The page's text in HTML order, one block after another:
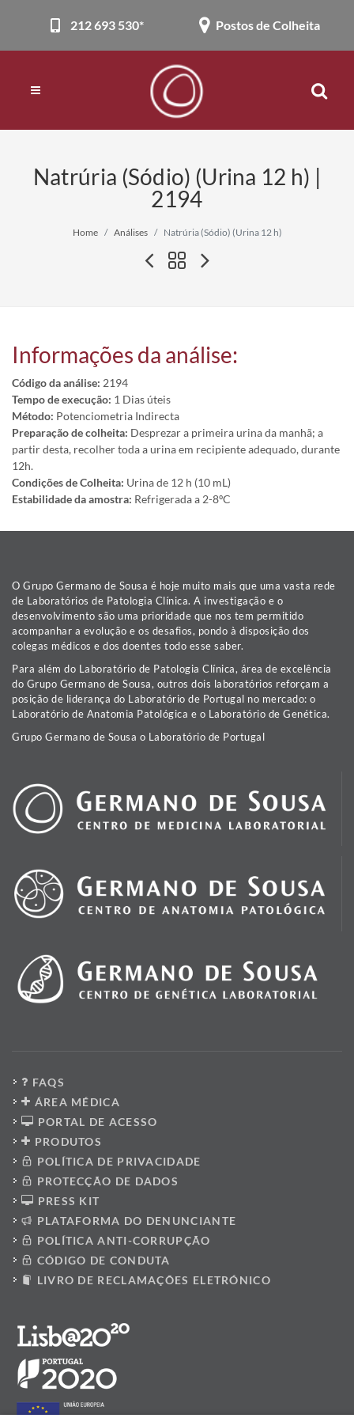
212 693 530* Postos de Colheita
Natrúria (Sódio) (Urina 12 h) |
2194
Home Análises Natrúria (Sódio) (Urina 12 h)
Informações da análise:
Código da análise: 2194
Tempo de execução: 1 Dias úteis
Método: Potenciometria Indirecta
Preparação de colheita: Desprezar a primeira urina da manhã; a
partir desta, recolher toda a urina em recipiente adequado, durante
12h.
Condições de Colheita: Urina de 12 h (10 mL)
Estabilidade da amostra: Refrigerada a 2-8ºC
O Grupo Germano de Sousa é hoje muito mais que uma vasta rede
de Laboratórios de Patologia Clínica. A investigação e o
desenvolvimento são uma prioridade que nos tem permitido
acompanhar a evolução e os desafios, pondo à disposição dos
colegas médicos e dos doentes todo esse saber.
Para além do Laboratório de Patologia Clínica, área de excelência
do Grupo Germano de Sousa, outros dois laboratórios reforçam a
posição de liderança do Laboratório de Portugal no mercado: o
Laboratório de Anatomia Patológica e o Laboratório de Genética.
Grupo Germano de Sousa o Laboratório de Portugal
FAQS
ÁREA MÉDICA
PORTAL DE ACESSO
PRODUTOS
POLÍTICA DE PRIVACIDADE
PROTECÇÃO DE DADOS
PRESS KIT
PLATAFORMA DO DENUNCIANTE
POLÍTICA ANTI-CORRUPÇÃO
CÓDIGO DE CONDUTA
LIVRO DE RECLAMAÇÕES ELETRÓNICO